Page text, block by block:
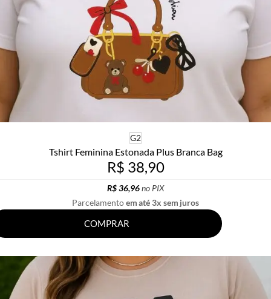
G2
Tshirt Feminina Estonada Plus Branca Bag
R$ 38,90
R$ 36,96no PIX
Parcelamentoem até 3x sem juros
COMPRAR